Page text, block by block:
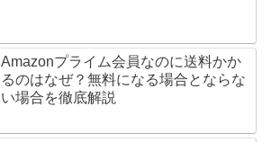
Amazonプライム会員なのに送料かか
るのはなぜ？無料になる場合とならな
い場合を徹底解説